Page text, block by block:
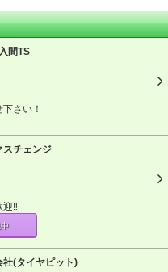
間TS
さい！
スチェンジ
迎‼
社(タイヤピット)